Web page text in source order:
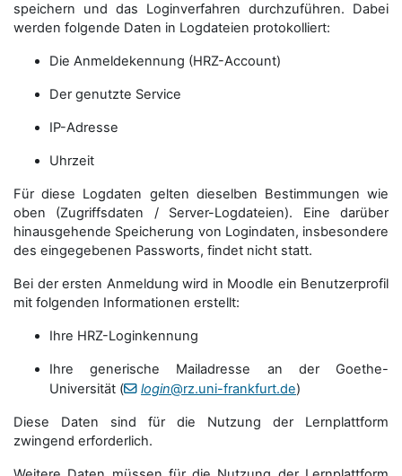
speichern und das Loginverfahren durchzuführen. Dabei
werden folgende Daten in Logdateien protokolliert:
Die Anmeldekennung (HRZ-Account)
Der genutzte Service
IP-Adresse
Uhrzeit
Für diese Logdaten gelten dieselben Bestimmungen wie
oben (Zugriffsdaten / Server-Logdateien). Eine darüber
hinausgehende Speicherung von Logindaten, insbesondere
des eingegebenen Passworts, findet nicht statt.
Bei der ersten Anmeldung wird in Moodle ein Benutzerprofil
mit folgenden Informationen erstellt:
Ihre HRZ-Loginkennung
Ihre generische Mailadresse an der Goethe-
Universität (
login@rz.uni-frankfurt.de)
Diese Daten sind für die Nutzung der Lernplattform
zwingend erforderlich.